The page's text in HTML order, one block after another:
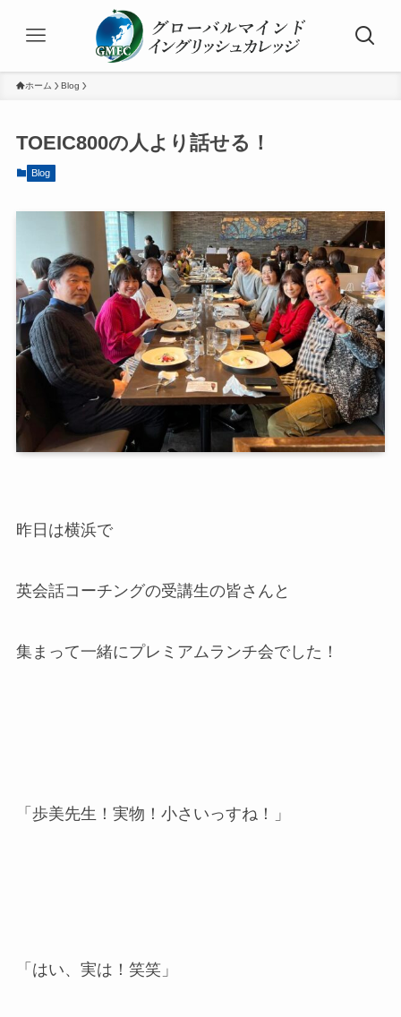
ホーム Blog
TOEIC800の人より話せる！
Blog
昨日は横浜で
英会話コーチングの受講生の皆さんと
集まって一緒にプレミアムランチ会でした！
「歩美先生！実物！小さいっすね！」
「はい、実は！笑笑」